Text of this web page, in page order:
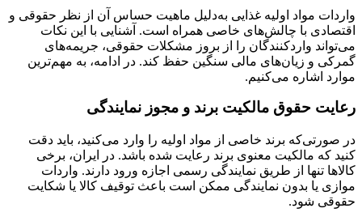
واردات مواد اولیه غذایی به‌دلیل ماهیت حساس آن از نظر حقوقی و
اقتصادی با چالش‌های خاصی همراه است. آشنایی با این نکات
می‌تواند واردکنندگان را از بروز مشکلات حقوقی، جریمه‌های
گمرکی و زیان‌های مالی سنگین حفظ کند. در ادامه، به مهم‌ترین
موارد اشاره می‌کنیم.
رعایت حقوق مالکیت برند و مجوز نمایندگی
در صورتی‌که برند خاصی از مواد اولیه را وارد می‌کنید، باید دقت
کنید که مالکیت معنوی برند رعایت شده باشد. در ایران، برخی
کالاها تنها از طریق نمایندگی رسمی اجازه ورود دارند. واردات
موازی یا بدون نمایندگی ممکن است باعث توقیف کالا یا شکایت
حقوقی شود.